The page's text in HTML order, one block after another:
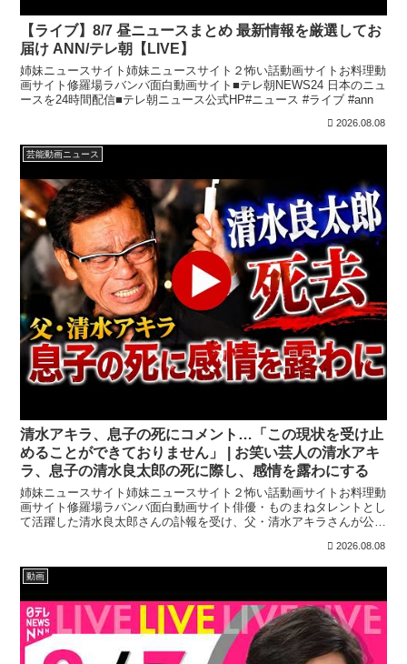
【ライブ】8/7 昼ニュースまとめ 最新情報を厳選してお
届け ANN/テレ朝【LIVE】
姉妹ニュースサイト姉妹ニュースサイト２怖い話動画サイトお料理動
画サイト修羅場ラバンバ面白動画サイト■テレ朝NEWS24 日本のニュ
ースを24時間配信■テレ朝ニュース公式HP#ニュース #ライブ #ann
2026.08.08
芸能動画ニュース
清水アキラ、息子の死にコメント…「この現状を受け止
めることができておりません」 | お笑い芸人の清水アキ
ラ、息子の清水良太郎の死に際し、感情を露わにする
姉妹ニュースサイト姉妹ニュースサイト２怖い話動画サイトお料理動
画サイト修羅場ラバンバ面白動画サイト俳優・ものまねタレントとし
て活躍した清水良太郎さんの訃報を受け、父・清水アキラさんが公式
2026.08.08
動画